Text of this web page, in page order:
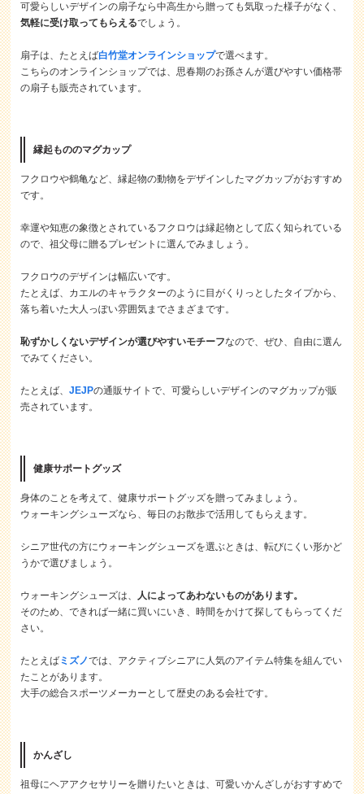
可愛らしいデザインの扇子なら中高生から贈っても気取った様子がなく、
気軽に受け取ってもらえるでしょう。
扇子は、たとえば白竹堂オンラインショップで選べます。
こちらのオンラインショップでは、思春期のお孫さんが選びやすい価格帯
の扇子も販売されています。
縁起もののマグカップ
フクロウや鶴亀など、縁起物の動物をデザインしたマグカップがおすすめ
です。
幸運や知恵の象徴とされているフクロウは縁起物として広く知られている
ので、祖父母に贈るプレゼントに選んでみましょう。
フクロウのデザインは幅広いです。
たとえば、カエルのキャラクターのように目がくりっとしたタイプから、
落ち着いた大人っぽい雰囲気までさまざまです。
恥ずかしくないデザインが選びやすいモチーフなので、ぜひ、自由に選ん
でみてください。
たとえば、JEJPの通販サイトで、可愛らしいデザインのマグカップが販
売されています。
健康サポートグッズ
身体のことを考えて、健康サポートグッズを贈ってみましょう。
ウォーキングシューズなら、毎日のお散歩で活用してもらえます。
シニア世代の方にウォーキングシューズを選ぶときは、転びにくい形かど
うかで選びましょう。
ウォーキングシューズは、 人によってあわないものがあります。
そのため、できれば一緒に買いにいき、時間をかけて探してもらってくだ
さい。
たとえば ミズノでは、アクティブシニアに人気のアイテム特集を組んでい
たことがあります。
大手の総合スポーツメーカーとして歴史のある会社です。
かんざし
祖母にヘアアクセサリーを贈りたいときは、可愛いかんざしがおすすめで